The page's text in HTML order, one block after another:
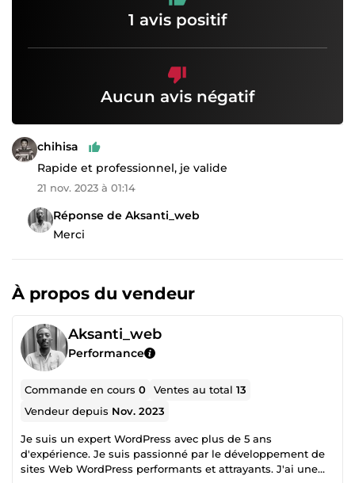
1 avis positif
Aucun avis négatif
chihisa
Rapide et professionnel, je valide
21 nov. 2023 à 01:14
Réponse de Aksanti_web
Merci
À propos du vendeur
Aksanti_web
Performance
Commande en cours0 Ventes au total13
Vendeur depuis Nov. 2023
Je suis un expert WordPress avec plus de 5 ans
d'expérience. Je suis passionné par le développement de
sites Web WordPress performants et attrayants. J'ai une